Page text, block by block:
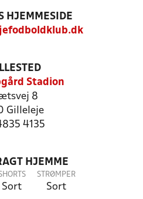
HJEMMESIDE
Stadion
8
Gilleleje
4135
HJEMME
Sort
STRØMPER
Sort